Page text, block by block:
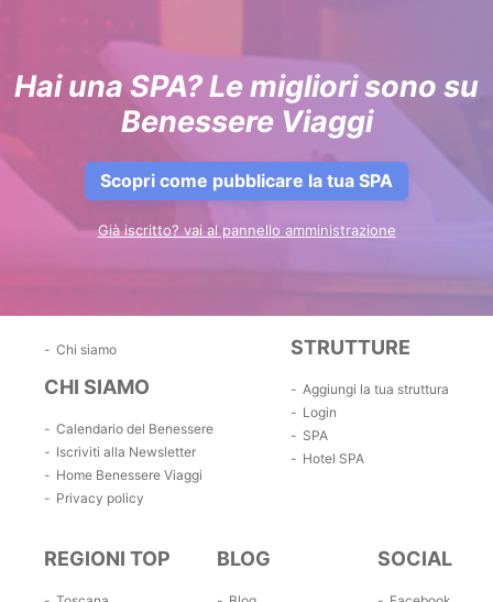
Hai una SPA? Le migliori sono su
Benessere Viaggi
Scopri come pubblicare la tua SPA
Già iscritto? vai al pannello amministrazione
Chi siamo
CHI SIAMO
Calendario del Benessere
Iscriviti alla Newsletter
Home Benessere Viaggi
Privacy policy
STRUTTURE
Aggiungi la tua struttura
Login
SPA
Hotel SPA
REGIONI TOP BLOG SOCIAL